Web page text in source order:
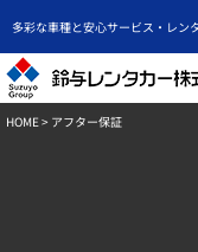
多彩な車種と安心サービス・レン
HOME> アフター保証